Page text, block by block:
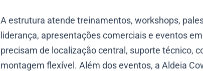
A estrutura atende treinamentos, workshops,
liderança, apresentações comerciais e eventos
precisam de localização central, suporte técnico,
montagem flexível. Além dos eventos, a Aldeia